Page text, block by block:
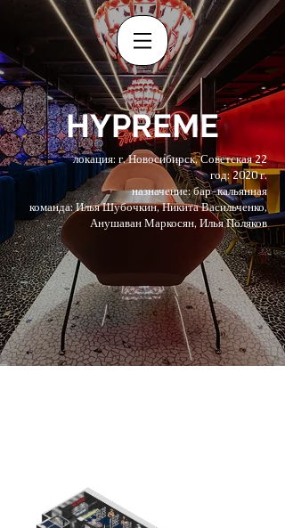
HYPREME
локация: г. Новосибирск, Советская 22
год: 2020 г.
назначение: бар-кальянная
команда: Илья Шубочкин, Никита Васильченко,
Анушаван Маркосян, Илья Поляков